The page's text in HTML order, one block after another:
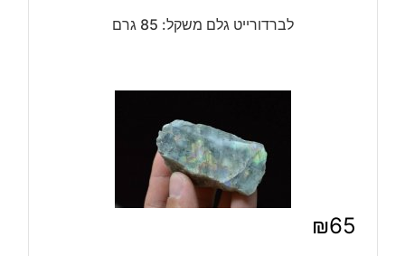
במשקל
לברדורייט גלם משקל: 85 גרם
₪65